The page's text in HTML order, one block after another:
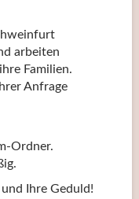
arbeiten
Familien.
Anfrage
Ordner.
Ihre Geduld!